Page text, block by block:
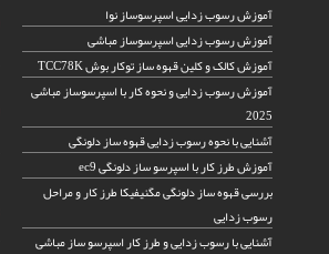
آموزش رسوب زدایی اسپرسوساز نوا
آموزش رسوب زدایی اسپرسوساز مباشی
آموزش کالک و کلین قهوه ساز توکار بوش TCC78K
آموزش رسوب زدایی و نحوه کار با اسپرسوساز مباشی
2025
آشنایی با نحوه رسوب زدایی قهوه ساز دلونگی
آموزش طرز کار با اسپرسو ساز دلونگی ec9
بررسی قهوه ساز دلونگی مگنیفیکا طرز کار و مراحل
رسوب زدایی
آشنایی با رسوب زدایی و طرز کار اسپرسو ساز مباشی